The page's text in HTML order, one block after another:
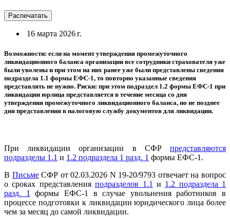
Распечатать
16 марта 2026 г.
Возможности: если на момент утверждения промежуточного
ликвидационного баланса организации все сотрудники страхователя уже
были уволены и при этом на них ранее уже были представлены сведения
подраздела 1.1 формы ЕФС-1, то повторно указанные сведения
представлять не нужно. Риски: при этом подраздел 1.2 формы ЕФС-1 при
ликвидации юрлица представляется в течение месяца со дня
утверждения промежуточного ликвидационного баланса, но не позднее
дня представления в налоговую службу документов для ликвидации.
При ликвидации организации в СФР представляются
подразделы 1.1 и 1.2 подраздела 1 разд. 1 формы ЕФС-1.
В ПисьмеСФР от 02.03.2026 N 19-20/9793 отвечает на вопрос
о сроках представленияподразделов 1.1 и 1.2 подраздела 1
разд. 1
формы ЕФС-1 в случае увольнения работников в
процессе подготовки к ликвидации юридического лица более
чем за месяц до самой ликвидации.